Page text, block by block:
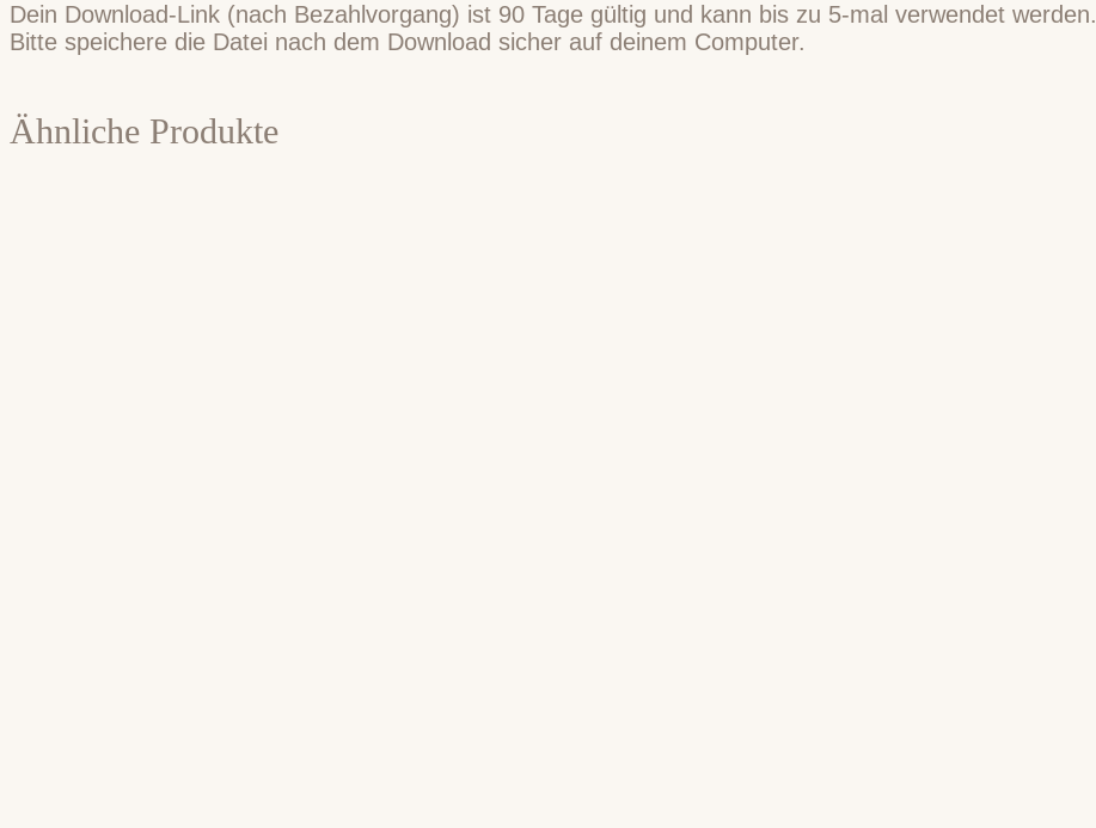
Dein Download-Link (nach Bezahlvorgang) ist 90 Tage gültig und kann bis zu 5-mal verwendet werden.
Bitte speichere die Datei nach dem Download sicher auf deinem Computer.
Ähnliche Produkte